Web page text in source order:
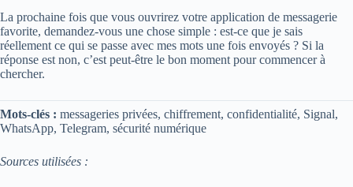
La prochaine fois que vous ouvrirez votre application de messagerie
favorite, demandez-vous une chose simple : est-ce que je sais
réellement ce qui se passe avec mes mots une fois envoyés ? Si la
réponse est non, c’est peut-être le bon moment pour commencer à
chercher.
Mots-clés : messageries privées, chiffrement, confidentialité, Signal,
WhatsApp, Telegram, sécurité numérique
Sources utilisées :